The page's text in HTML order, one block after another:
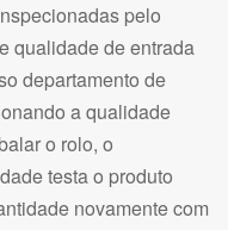
pelo
qualidade de entrada
departamento de
a qualidade
o rolo, o
testa o produto
novamente com